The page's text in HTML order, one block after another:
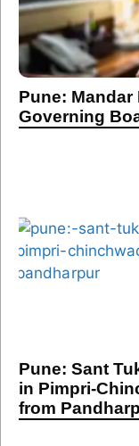
Pune:
Governing
Pune: Sant
in Pimpri-
from